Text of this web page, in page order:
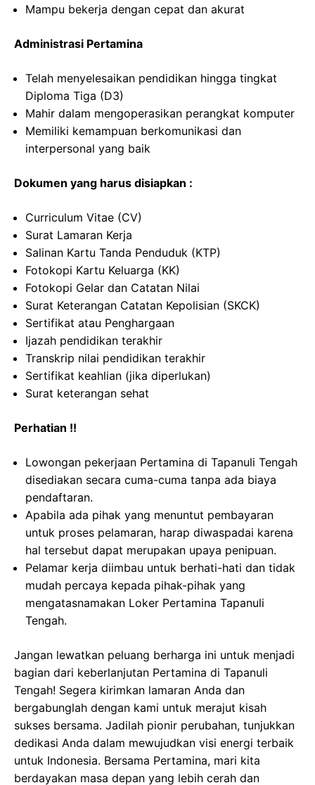
Mampu bekerja dengan cepat dan akurat
Administrasi Pertamina
Telah menyelesaikan pendidikan hingga tingkat
Diploma Tiga (D3)
Mahir dalam mengoperasikan perangkat komputer
Memiliki kemampuan berkomunikasi dan
interpersonal yang baik
Dokumen yang harus disiapkan :
Curriculum Vitae (CV)
Surat Lamaran Kerja
Salinan Kartu Tanda Penduduk (KTP)
Fotokopi Kartu Keluarga (KK)
Fotokopi Gelar dan Catatan Nilai
Surat Keterangan Catatan Kepolisian (SKCK)
Sertifikat atau Penghargaan
Ijazah pendidikan terakhir
Transkrip nilai pendidikan terakhir
Sertifikat keahlian (jika diperlukan)
Surat keterangan sehat
Perhatian !!
Lowongan pekerjaan Pertamina di Tapanuli Tengah
disediakan secara cuma-cuma tanpa ada biaya
pendaftaran.
Apabila ada pihak yang menuntut pembayaran
untuk proses pelamaran, harap diwaspadai karena
hal tersebut dapat merupakan upaya penipuan.
Pelamar kerja diimbau untuk berhati-hati dan tidak
mudah percaya kepada pihak-pihak yang
mengatasnamakan Loker Pertamina Tapanuli
Tengah.
Jangan lewatkan peluang berharga ini untuk menjadi
bagian dari keberlanjutan Pertamina di Tapanuli
Tengah! Segera kirimkan lamaran Anda dan
bergabunglah dengan kami untuk merajut kisah
sukses bersama. Jadilah pionir perubahan, tunjukkan
dedikasi Anda dalam mewujudkan visi energi terbaik
untuk Indonesia. Bersama Pertamina, mari kita
berdayakan masa depan yang lebih cerah dan